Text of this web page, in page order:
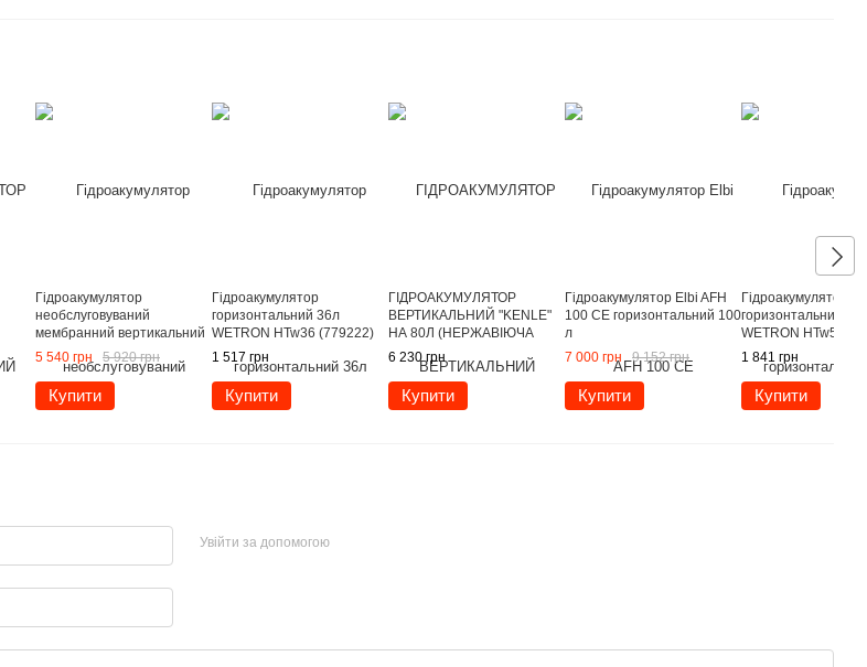
Гідроакумулятор
необслуговуваний
мембранний вертикальний
WVT60 л
5 540 грн 5 920 грн
Купити
Гідроакумулятор
горизонтальний 36л
WETRON HTw36 (779222)
1 517 грн
Купити
ГІДРОАКУМУЛЯТОР
ВЕРТИКАЛЬНИЙ "KENLE"
НА 80Л (НЕРЖАВІЮЧА
СТАЛЬ)
6 230 грн
Купити
Гідроакумулятор Elbi AFH
100 CE горизонтальний 100
л
7 000 грн
9 152 грн
Купити
Гідроакумулятор
горизонтальний
WETRON HTw50
1 841 грн
Купити
Увійти за допомогою